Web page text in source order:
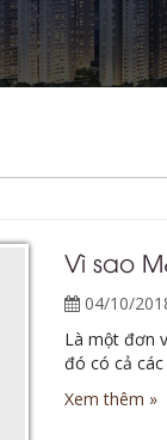
Vì sao
04/10/
Là một đơn
đó có cả các
Xem thêm »